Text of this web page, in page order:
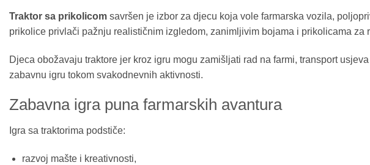
Traktor sa prikolicom savršen je izbor za djecu koja vole farmarska vozila,
prikolice privlači pažnju realističnim izgledom, zanimljivim bojama i prikolicama za
Djeca obožavaju traktore jer kroz igru mogu zamišljati rad na farmi, transport
zabavnu igru tokom svakodnevnih aktivnosti.
Zabavna igra puna farmarskih avantura
Igra sa traktorima podstiče:
razvoj mašte i kreativnosti,